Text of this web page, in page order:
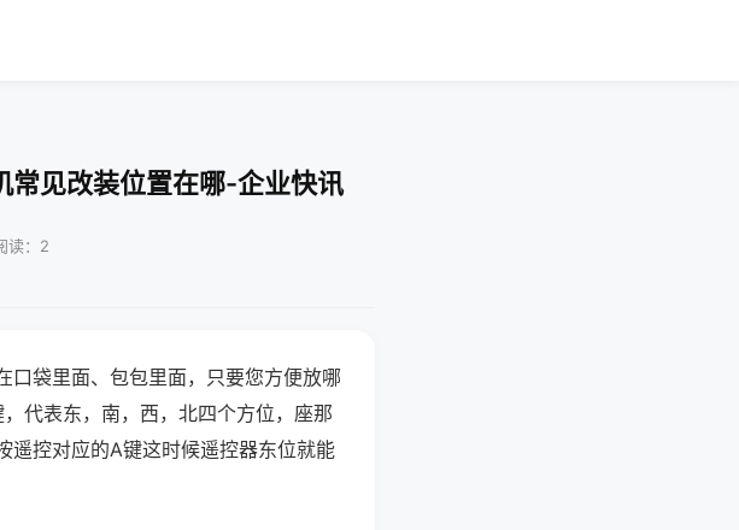
常见改装位置在哪-企业快讯
读：2
口袋里面、包包里面，只要您方便放哪
代表东，南，西，北四个方位，座那
遥控对应的A键这时候遥控器东位就能